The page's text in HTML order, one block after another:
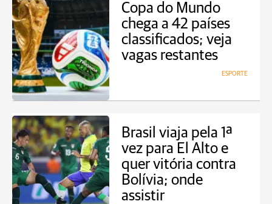
Copa do Mundo
chega a 42 países
classificados; veja
vagas restantes
ESPORTE
Brasil viaja pela 1ª
vez para El Alto e
quer vitória contra
Bolívia; onde
assistir